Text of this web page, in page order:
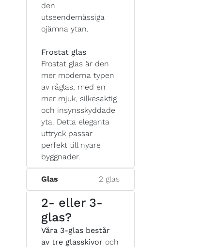
den
utseendemässiga
ojämna ytan.
Frostat glas
Frostat glas är den
mer moderna typen
av råglas, med en
mer mjuk, silkesaktig
och insynsskyddade
yta. Detta eleganta
uttryck passar
perfekt till nyare
byggnader.
Glas 2 glas
2- eller 3-
glas?
Våra 3-glas består
av tre glasskivor och